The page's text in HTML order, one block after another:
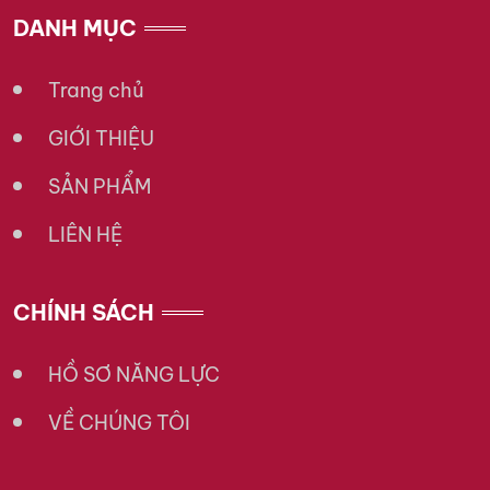
DANH MỤC
Trang chủ
GIỚI THIỆU
SẢN PHẨM
LIÊN HỆ
CHÍNH SÁCH
HỒ SƠ NĂNG LỰC
VỀ CHÚNG TÔI